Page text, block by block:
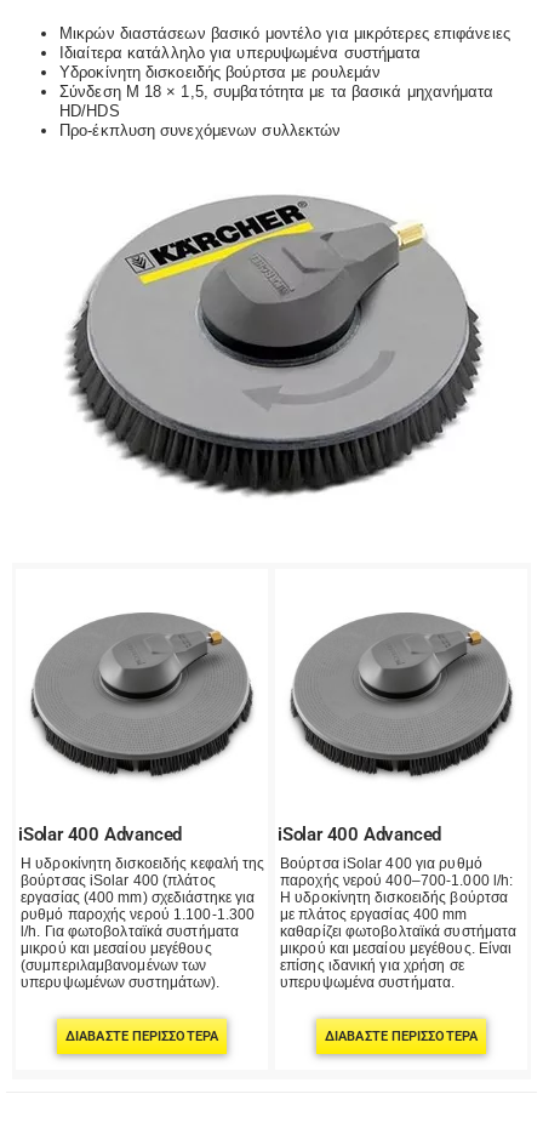
Μικρών διαστάσεων βασικό μοντέλο για μικρότερες επιφάνειες
Ιδιαίτερα κατάλληλο για υπερυψωμένα συστήματα
Υδροκίνητη δισκοειδής βούρτσα με ρουλεμάν
Σύνδεση M 18 × 1,5, συμβατότητα με τα βασικά μηχανήματα
HD/HDS
Προ-έκπλυση συνεχόμενων συλλεκτών
iSolar 400 Advanced
Η υδροκίνητη δισκοειδής κεφαλή της
βούρτσας iSolar 400 (πλάτος
εργασίας (400 mm) σχεδιάστηκε για
ρυθμό παροχής νερού 1.100-1.300
l/h. Για φωτοβολταϊκά συστήματα
μικρού και μεσαίου μεγέθους
(συμπεριλαμβανομένων των
υπερυψωμένων συστημάτων).
ΔΙΑΒΆΣΤΕ ΠΕΡΙΣΣΌΤΕΡΑ
iSolar 400 Advanced
Βούρτσα iSolar 400 για ρυθμό
παροχής νερού 400–700-1.000 l/h:
Η υδροκίνητη δισκοειδής βούρτσα
με πλάτος εργασίας 400 mm
καθαρίζει φωτοβολταϊκά συστήματα
μικρού και μεσαίου μεγέθους. Είναι
επίσης ιδανική για χρήση σε
υπερυψωμένα συστήματα.
ΔΙΑΒΆΣΤΕ ΠΕΡΙΣΣΌΤΕΡΑ